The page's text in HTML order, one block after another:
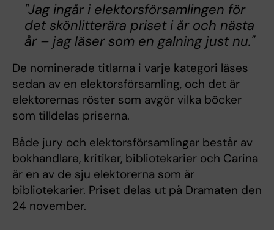
"Jag ingår i elektorsförsamlingen för
det skönlitterära priset i år och nästa
år – jag läser som en galning just nu."
De nominerade titlarna i varje kategori läses
sedan av en elektorsförsamling, och det är
elektorernas röster som avgör vilka böcker
som tilldelas priserna.
Både jury och elektorsförsamlingar består av
bokhandlare, kritiker, bibliotekarier och Carina
är en av de sju elektorerna som är
bibliotekarier. Priset delas ut på Dramaten den
24 november.